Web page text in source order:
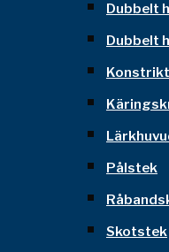
Dubbelt
Dubbelt
Pålstek
Skotstek